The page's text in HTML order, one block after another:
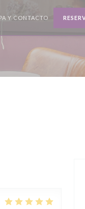
Y CONTACTO